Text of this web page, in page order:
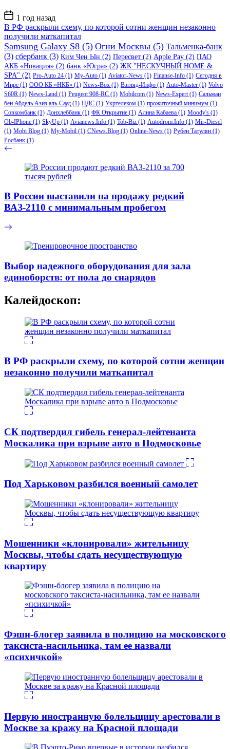
Дата
записи
1 год назад
В РФ раскрыли схему, по которой сотни женщин незаконно
получили маткапитал
Samsung Galaxy S8 (5) Огни Москвы (5) Тальменка-банк
(3) сбербанк (3) Ким Чен Ын (2) Пересвет (2) Apple Pay (2) ПАО
АКБ «Новация» (2) банк «Югра» (2) ЖК "НЕСКУЧНЫЙ HOME &
SPA" (2) Pro-Auto 24 (1) My-Auto (1) Aviator-News (1) Finanse-Info (1) Сегодня в
Мире (1) ООО КБ «НКБ» (1) News-Box (1) Взгляд-Инфо (1) Auto-Master (1) Volvo
S60R (1) News-Land (1) Peugeot 908-RC (1) Mobilcom (1) News-Expert (1) Сальман
бен Абдель Азиз аль-Сауд (1) НДС (1) Укртелеком (1) прожиточный минимум (1)
Совкомбанк (1) Донхлеббанк (1) ФК Открытие (1) Алина Кабаева (1) Moody's (1)
Ob-IPhone (1) SkyUp (1) Avianews.Info (1) Tob-Biz (1) Autodrom.Info (1) Mir-Diesel
(1) Mobi Blog (1) My-Mobil (1) CNews.Blog (1) Online-News (1) Рубен Татулян (1)
Росбанк (1)
В России выставили на продажу редкий
ВАЗ-2110 с минимальным пробегом
Выбор надежного оборудования для зала
единоборств: от пола до снарядов
Калейдоскоп:
В РФ раскрыли схему, по которой сотни женщин
незаконно получили маткапитал
СК подтвердил гибель генерал-лейтенанта
Москалика при взрыве авто в Подмосковье
Под Харьковом разбился военный самолет
Мошенники «клонировали» жительницу
Москвы, чтобы сдать несуществующую
квартиру
Фэшн-блогер заявила в полицию на московского
таксиста-насильника, там ее назвали
«психичкой»
Первую иностранную болельщицу арестовали в
Москве за кражу на Красной площади